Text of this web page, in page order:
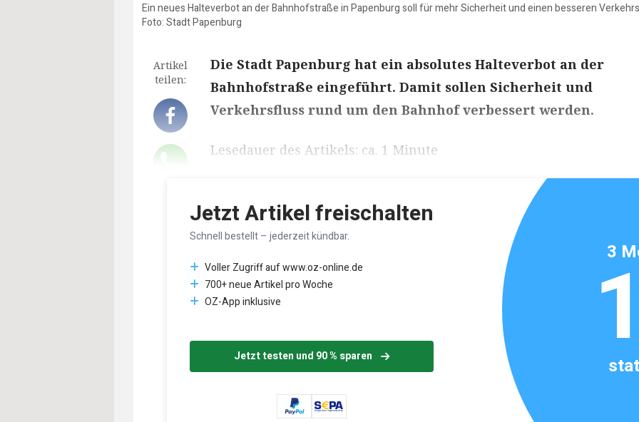
Ein neues Halteverbot an der Bahnhofstraße in Papenburg soll für mehr Sicherheit und einen besseren
Foto: Stadt Papenburg
Artikel
teilen:
Die Stadt Papenburg hat ein absolutes Halteverbot an der
Bahnhofstraße eingeführt. Damit sollen Sicherheit und
Verkehrsfluss rund um den Bahnhof verbessert werden.
Lesedauer des Artikels: ca. 1 Minute
Jetzt Artikel freischalten
Schnell bestellt – jederzeit kündbar.
Voller Zugriff auf www.oz-online.de
700+ neue Artikel pro Woche
OZ-App inklusive
Jetzt testen und 90 % sparen
3